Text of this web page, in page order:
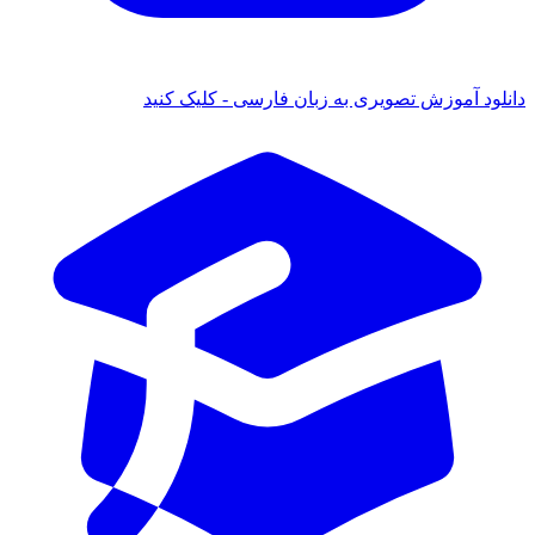
آموزش تصویری به زبان فارسی - کلیک کنید